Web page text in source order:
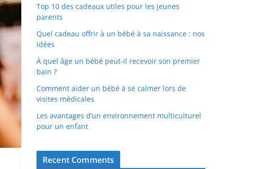
Top 10 des cadeaux utiles pour les jeunes
parents
Quel cadeau offrir à un bébé à sa naissance : nos
idées
À quel âge un bébé peut-il recevoir son premier
bain ?
Comment aider un bébé à se calmer lors de
visites médicales
Les avantages d’un environnement multiculturel
pour un enfant
Recent Comments